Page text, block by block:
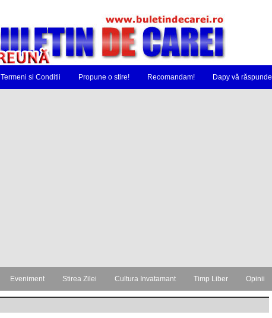
Termeni si Conditii Propune o stire! Recomandam! Dapy vă răspunde
Eveniment Stirea Zilei Cultura Invatamant Timp Liber Opinii